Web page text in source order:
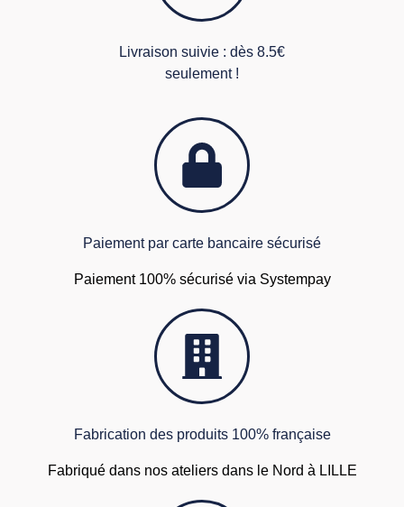
Livraison suivie : dès 8.5€
seulement !
Paiement par carte bancaire sécurisé
Paiement 100% sécurisé via Systempay
Fabrication des produits 100% française
Fabriqué dans nos ateliers dans le Nord à LILLE